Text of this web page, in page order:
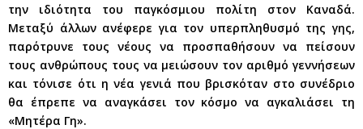
την ιδιότητα του παγκόσμιου πολίτη στον Καναδά.
Μεταξύ άλλων ανέφερε για τον υπερπληθυσμό της γης,
παρότρυνε τους νέους να προσπαθήσουν να πείσουν
τους ανθρώπους τους να μειώσουν τον αριθμό γεννήσεων
και τόνισε ότι η νέα γενιά που βρισκόταν στο συνέδριο
θα έπρεπε να αναγκάσει τον κόσμο να αγκαλιάσει τη
«Μητέρα Γη».